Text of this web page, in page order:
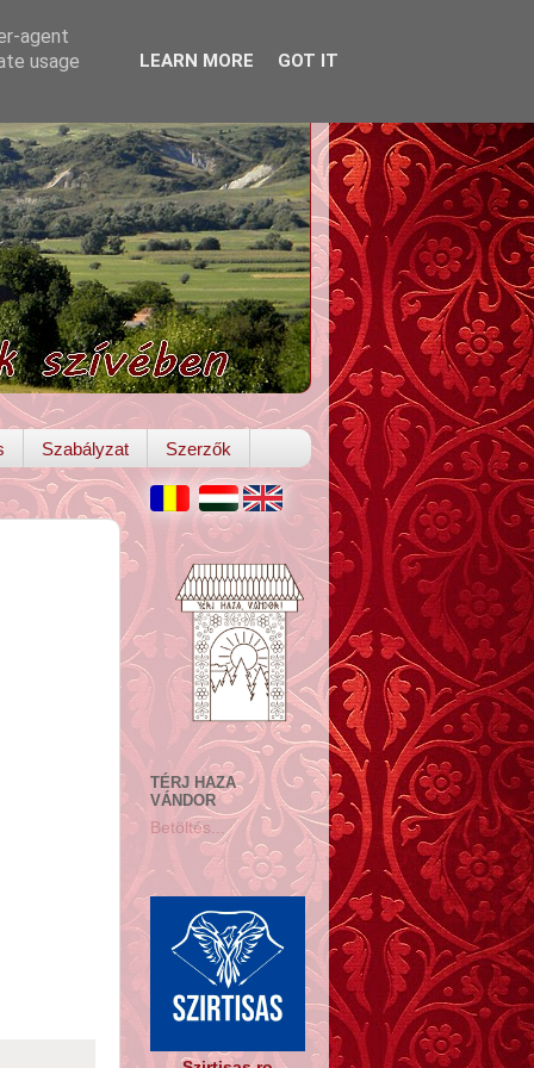
Szabályzat Szerzők
TÉRJ HAZA
VÁNDOR
Betöltés...
agent
usage
LEARN MORE GOT IT